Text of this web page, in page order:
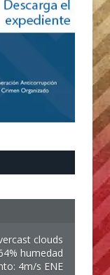
clouds
humedad
4m/s ENE